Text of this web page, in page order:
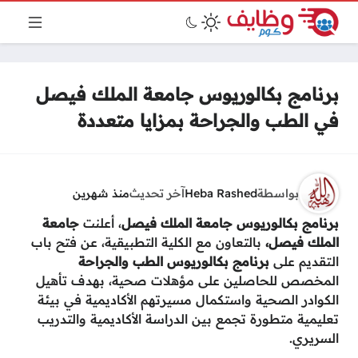
برنامج بكالوريوس جامعة الملك فيصل
في الطب والجراحة بمزايا متعددة
بواسطةHeba Rashedآخر تحديثمنذ شهرين
برنامج بكالوريوس جامعة الملك فيصل، أعلنت جامعة
الملك فيصل، بالتعاون مع الكلية التطبيقية، عن فتح باب
التقديم على برنامج بكالوريوس الطب والجراحة
المخصص للحاصلين على مؤهلات صحية، بهدف تأهيل
الكوادر الصحية واستكمال مسيرتهم الأكاديمية في بيئة
تعليمية متطورة تجمع بين الدراسة الأكاديمية والتدريب
السريري.